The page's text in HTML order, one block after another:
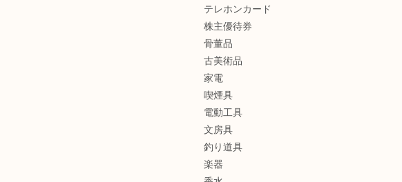
テレホンカード
株主優待券
骨董品
古美術品
家電
喫煙具
電動工具
文房具
釣り道具
楽器